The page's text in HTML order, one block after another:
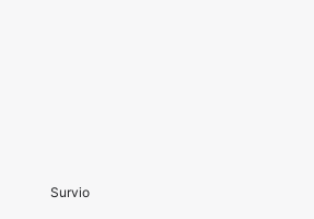
Survio